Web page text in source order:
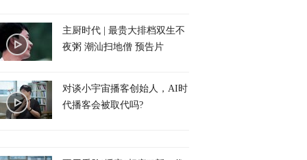
主厨时代 | 最贵大排档双生不
夜粥 潮汕扫地僧 预告片
对谈小宇宙播客创始人，AI时
代播客会被取代吗?